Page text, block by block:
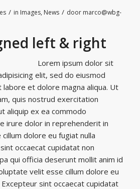
/ in Images, News / door marco@wbg-
left & right
Lorem ipsum dolor sit
elit, sed do eiusmod
et dolore magna aliqua. Ut
quis nostrud exercitation
aliquip ex ea commodo
irure dolor in reprehenderit in
dolore eu fugiat nulla
occaecat cupidatat non
qui officia deserunt mollit anim id
velit esse cillum dolore eu
sint occaecat cupidatat